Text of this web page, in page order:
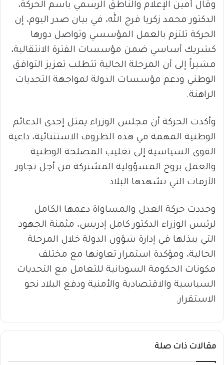
وقال أمين الإعلام والناطق الرسمي باسم الحركة،
الدكتور محمد زكريا فرج الله، في بيان صدر اليوم، إن
الحركة تلتزم بالعمل المؤسسي وتواصل دورها
كشريك أساسي ضمن مؤسسات الفترة الانتقالية،
مشيراً إلى أن المرحلة الحالية تتطلب تعزيز التوافق
الوطني ودعم مؤسسات الدولة لمواجهة التحديات
الراهنة.
وأكدت الحركة أن مجلس الوزراء يمثل إحدى الدعائم
الوطنية المهمة في هذه الظروف الاستثنائية، داعية
القوى السياسية إلى تغليب المصلحة الوطنية
والعمل بروح المسؤولية المشتركة من أجل تجاوز
الأزمات التي تشهدها البلاد.
وجددت حركة العدل والمساواة دعمها الكامل
لرئيس الوزراء الدكتور كامل إدريس، مثمنة الجهود
التي يبذلها في إدارة شؤون الدولة خلال المرحلة
الحالية، ومؤكدة استمرار تعاونها مع مختلف
مكونات الحكومة السودانية للتعامل مع التحديات
السياسية والاقتصادية والأمنية ودفع البلاد نحو
الاستقرار.
مقالات ذات صلة